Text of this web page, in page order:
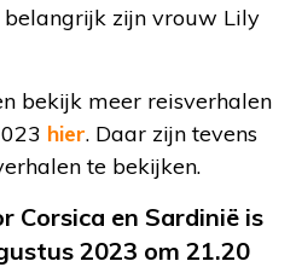
belangrijk zijn vrouw Lily
bekijk meer reisverhalen
hier. Daar zijn tevens
te bekijken.
Corsica en Sardinië is
2023 om 21.20